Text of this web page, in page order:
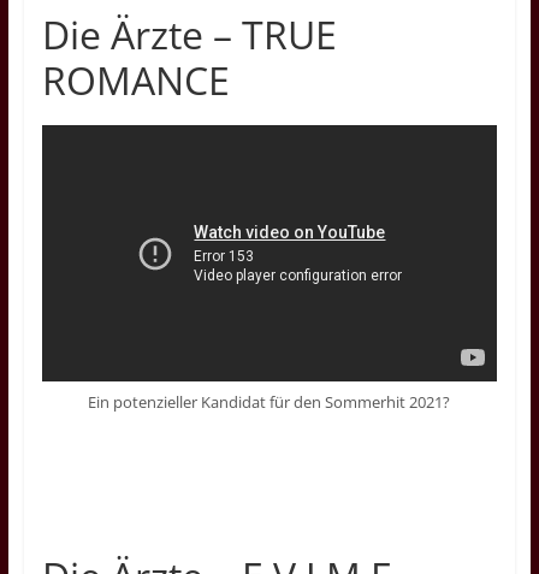
Die Ärzte – TRUE
ROMANCE
Ein potenzieller Kandidat für den Sommerhit 2021?